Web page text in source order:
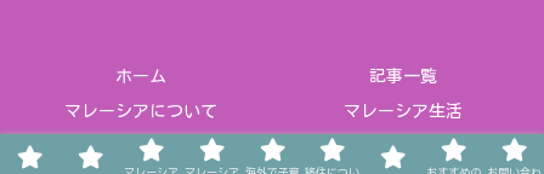
ホーム 記事一覧
マレーシアについて マレーシア生活
海外で子育て 移住について